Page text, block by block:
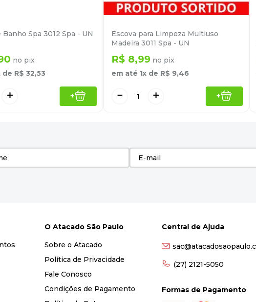
Banho Spa 3012 Spa - UN
no pix
de R$ 32,53
＋ +
Escova para Limpeza Multiuso
Madeira 3011 Spa - UN
R$ 8,99 no pix
em até 1x de R$ 9,46
＋
－ +
O Atacado São Paulo
Sobre o Atacado
Política de Privacidade
Fale Conosco
Condições de Pagamento
Central de Ajuda
(27) 2121-5050
Formas de Pagamento